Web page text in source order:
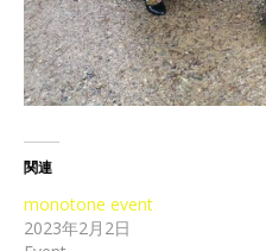
関連
monotone event
2023年2月2日